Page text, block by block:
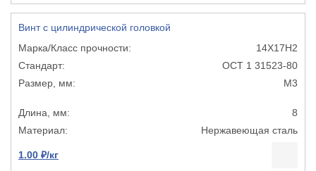
Винт с цилиндрической головкой
14Х17Н2
ОСТ 1 31523-80
М3
8
Нержавеющая сталь
1.00 ₽/кг